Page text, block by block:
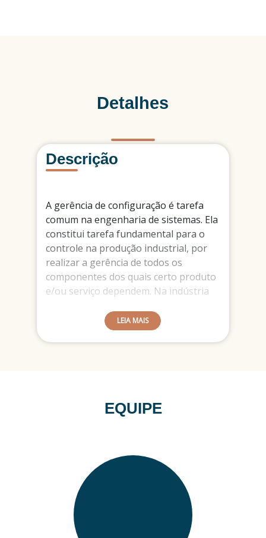
Detalhes
Descrição
A gerência de configuração é tarefa
comum na engenharia de sistemas. Ela
constitui tarefa fundamental para o
controle na produção industrial, por
realizar a gerência de todos os
componentes dos quais certo produto
e/ou serviço dependem. Na indústria
diferente. Cada sistema é constituído
de várias partes, bibliotecas, serviços,
conjunto de cuidados com relação a
que produto de software depende de
Quando tratamos de software deve-se
conhecer o produto de software como
um todo, desde o manual do usuário
até a última versão em produção.
Planejamento de artefatos e como eles
serão estruturados, que usuários
LEIA MAIS
EQUIPE